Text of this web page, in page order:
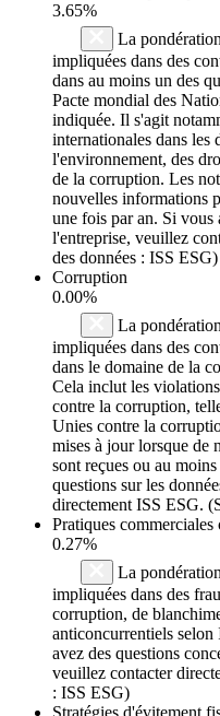
3.65%
La
impliquées dans des
dans au moins un des
Pacte mondial des
indiquée. Il s'agit
internationales dans les
l'environnement, des
de la corruption. Les
nouvelles informations
une fois par an. Si vous
l'entreprise, veuillez
des données : ISS ESG)
Corruption
0.00%
La
impliquées dans des
dans le domaine de la
Cela inclut les
contre la corruption,
Unies contre la
mises à jour lorsque de
sont reçues ou au
questions sur les
directement ISS ESG.
Pratiques commerciales
0.27%
La
impliquées dans des
corruption, de
anticoncurrentiels
avez des questions
veuillez contacter
: ISS ESG)
Stratégies d'évitement